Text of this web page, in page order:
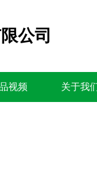
公司
视频 关于我